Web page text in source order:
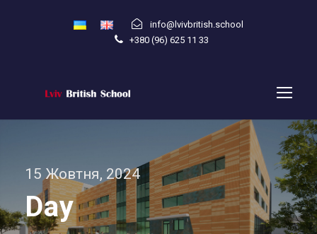
info@lvivbritish.school
+380 (96) 625 11 33
15 Жовтня, 2024
Day